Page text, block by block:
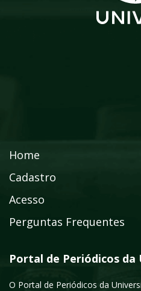
Home
Cadastro
Acesso
Perguntas Frequentes
Portal de Periódicos da
O Portal de Periódicos da